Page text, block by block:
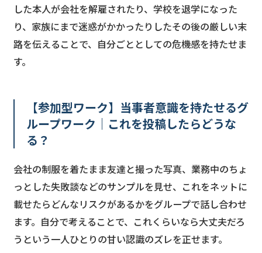
した本人が会社を解雇されたり、学校を退学になった
り、家族にまで迷惑がかかったりしたその後の厳しい末
路を伝えることで、自分ごととしての危機感を持たせま
す。
【参加型ワーク】当事者意識を持たせるグ
ループワーク｜これを投稿したらどうな
る？
会社の制服を着たまま友達と撮った写真、業務中のちょ
っとした失敗談などのサンプルを見せ、これをネットに
載せたらどんなリスクがあるかをグループで話し合わせ
ます。自分で考えることで、これくらいなら大丈夫だろ
うという一人ひとりの甘い認識のズレを正せます。